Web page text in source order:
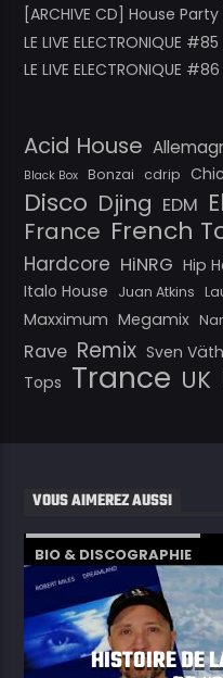
[ARCHIVE CD] House
LE LIVE ELECTRONIQUE
LE LIVE ELECTRONIQUE
Acid House
Black Box Bonzai cdrip
Disco Djing EDM
France French
Hardcore HiNRG Hip
Italo House Juan Atkins
Maxximum Megamix
Rave Remix Sven Väth
Tops Trance UK
VOUS AIMEREZ AUSSI
BIO & DISCOGRAPHIE
HISTOIRE DE